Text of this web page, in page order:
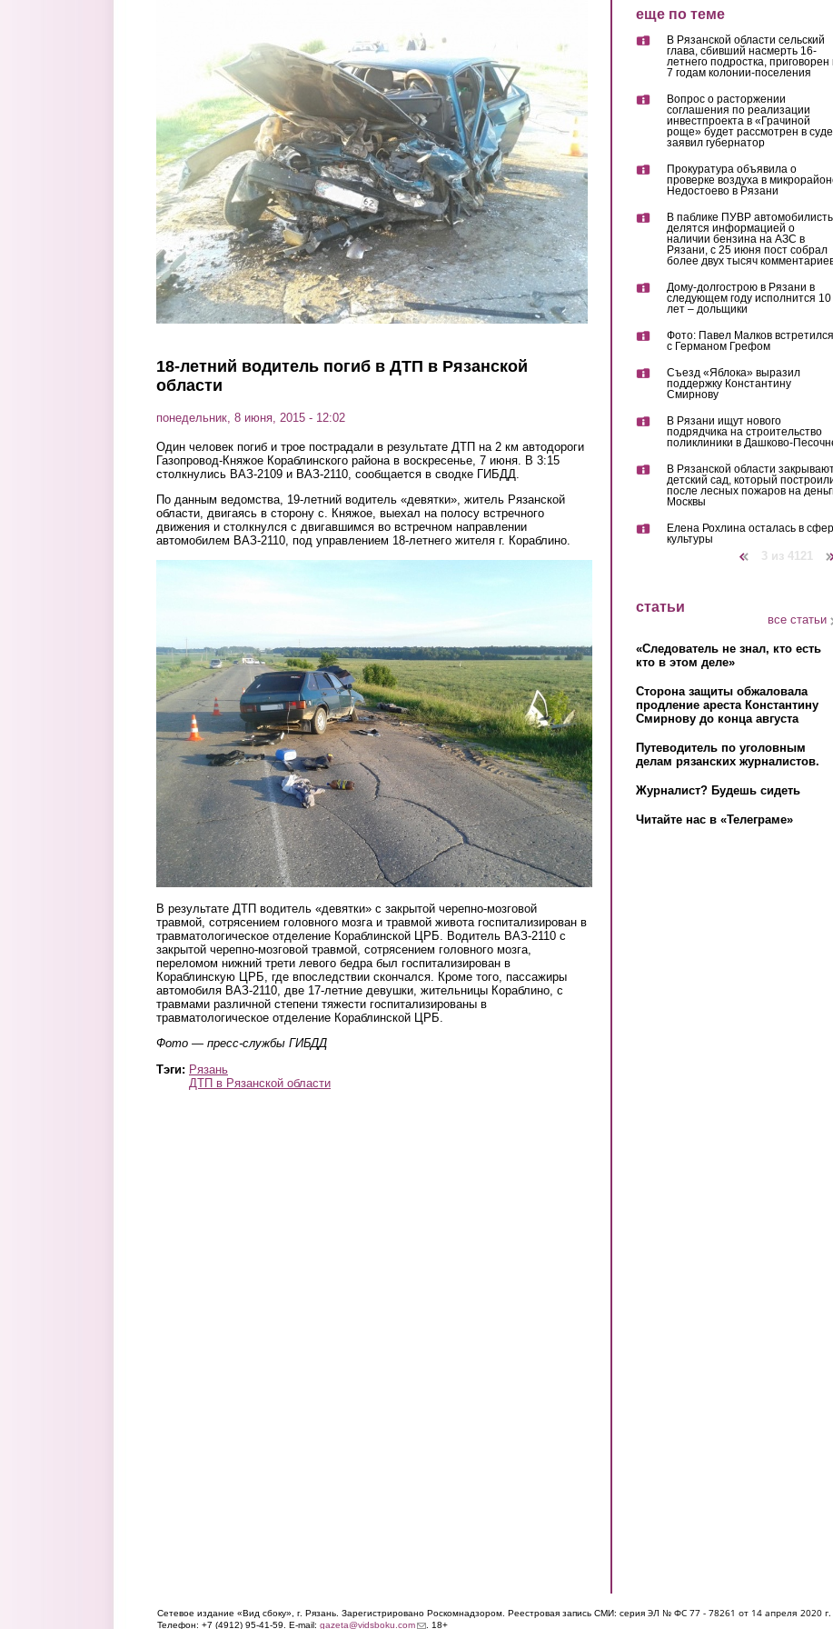
18-летний водитель погиб в ДТП в Рязанской
области
понедельник, 8 июня, 2015 - 12:02
Один человек погиб и трое пострадали в результате ДТП на 2 км автодороги
Газопровод-Княжое Кораблинского района в воскресенье, 7 июня. В 3:15
столкнулись ВАЗ-2109 и ВАЗ-2110, сообщается в сводке ГИБДД.
По данным ведомства, 19-летний водитель «девятки», житель Рязанской
области, двигаясь в сторону с. Княжое, выехал на полосу встречного
движения и столкнулся с двигавшимся во встречном направлении
автомобилем ВАЗ-2110, под управлением 18-летнего жителя г. Кораблино.
В результате ДТП водитель «девятки» с закрытой черепно-мозговой
травмой, сотрясением головного мозга и травмой живота госпитализирован в
травматологическое отделение Кораблинской ЦРБ. Водитель ВАЗ-2110 с
закрытой черепно-мозговой травмой, сотрясением головного мозга,
переломом нижний трети левого бедра был госпитализирован в
Кораблинскую ЦРБ, где впоследствии скончался. Кроме того, пассажиры
автомобиля ВАЗ-2110, две 17-летние девушки, жительницы Кораблино, с
травмами различной степени тяжести госпитализированы в
травматологическое отделение Кораблинской ЦРБ.
Фото — пресс-службы ГИБДД
Тэги: Рязань
ДТП в Рязанской области
еще по теме
В Рязанской области сельский
глава, сбивший насмерть 16-
летнего подростка, приговорен
7 годам колонии-поселения
Вопрос о расторжении
соглашения по реализации
инвестпроекта в «Грачиной
роще» будет рассмотрен в
заявил губернатор
Прокуратура объявила о
проверке воздуха в
Недостоево в Рязани
В паблике ПУВР
делятся информацией о
наличии бензина на АЗС в
Рязани, с 25 июня пост собрал
более двух тысяч
Дому-долгострою в Рязани в
следующем году исполнится 10
лет – дольщики
Фото: Павел Малков встретился
с Германом Грефом
Съезд «Яблока» выразил
поддержку Константину
Смирнову
В Рязани ищут нового
подрядчика на строительство
поликлиники в Дашково-
В Рязанской области
детский сад, который
после лесных пожаров на
Москвы
Елена Рохлина осталась в
культуры
3 из 4121
статьи
все статьи
«Следователь не знал, кто есть
кто в этом деле»
Сторона защиты обжаловала
продление ареста Константину
Смирнову до конца августа
Путеводитель по уголовным
делам рязанских журналистов.
Журналист? Будешь сидеть
Читайте нас в «Телеграме»
Сетевое издание «Вид сбоку», г. Рязань. Зарегистрировано Роскомнадзором. Реестровая запись СМИ: серия ЭЛ № ФС 77 - 78261 от 14 апреля 2020 г.
Телефон: +7 (4912) 95-41-59. E-mail: gazeta@vidsboku.com(link sends e-mail)
. 18+